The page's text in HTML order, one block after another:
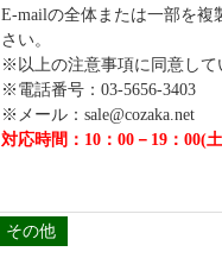
E-mailの全体または一部を複
さい。
※以上の注意事項に同意して
※電話番号：03-5656-3403
※メール：sale@cozaka.net
対応時間：10：00－19：00(
その他